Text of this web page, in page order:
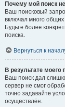
Почему мой поиск
Ваш поисковый
включал много
Будьте более
поиска.
Вернуться к
В результате моего
Ваш поиск дал
сервер не смог
точно задавайте
осуществлён.